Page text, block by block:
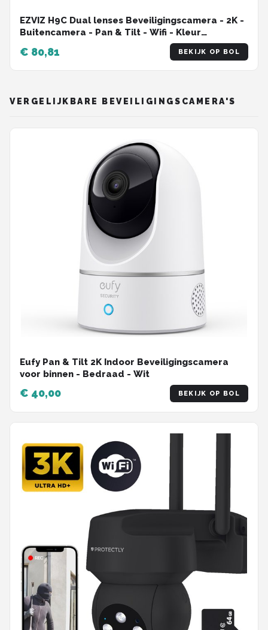
EZVIZ H9C Dual lenses Beveiligingscamera - 2K -
Buitencamera - Pan & Tilt - Wifi - Kleur
€ 80,81 BEKIJK OP BOL
VERGELIJKBARE BEVEILIGINGSCAMERA'S
Eufy Pan & Tilt 2K Indoor Beveiligingscamera
voor binnen - Bedraad - Wit
€ 40,00 BEKIJK OP BOL